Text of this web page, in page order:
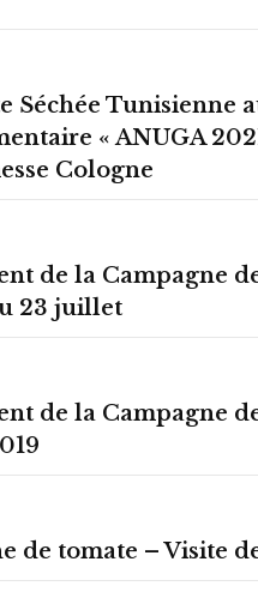
Séchée Tunisienne
« ANUGA
Cologne
de la Campagne
23 juillet
de la Campagne
de tomate – Visite